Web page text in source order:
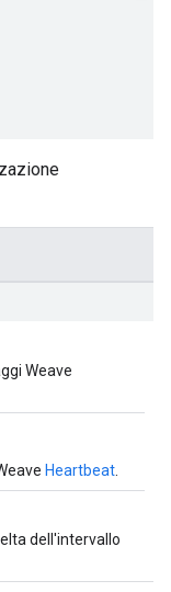
Weave
Heartbeat
dell'intervallo